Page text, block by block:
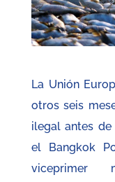
La Unión
otros seis
ilegal antes
el Bangkok
viceprimer